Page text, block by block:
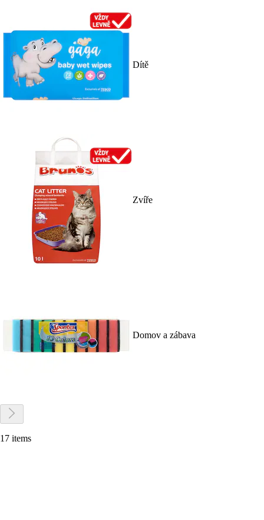
Dítě
Zvíře
Domov a zábava
17 items